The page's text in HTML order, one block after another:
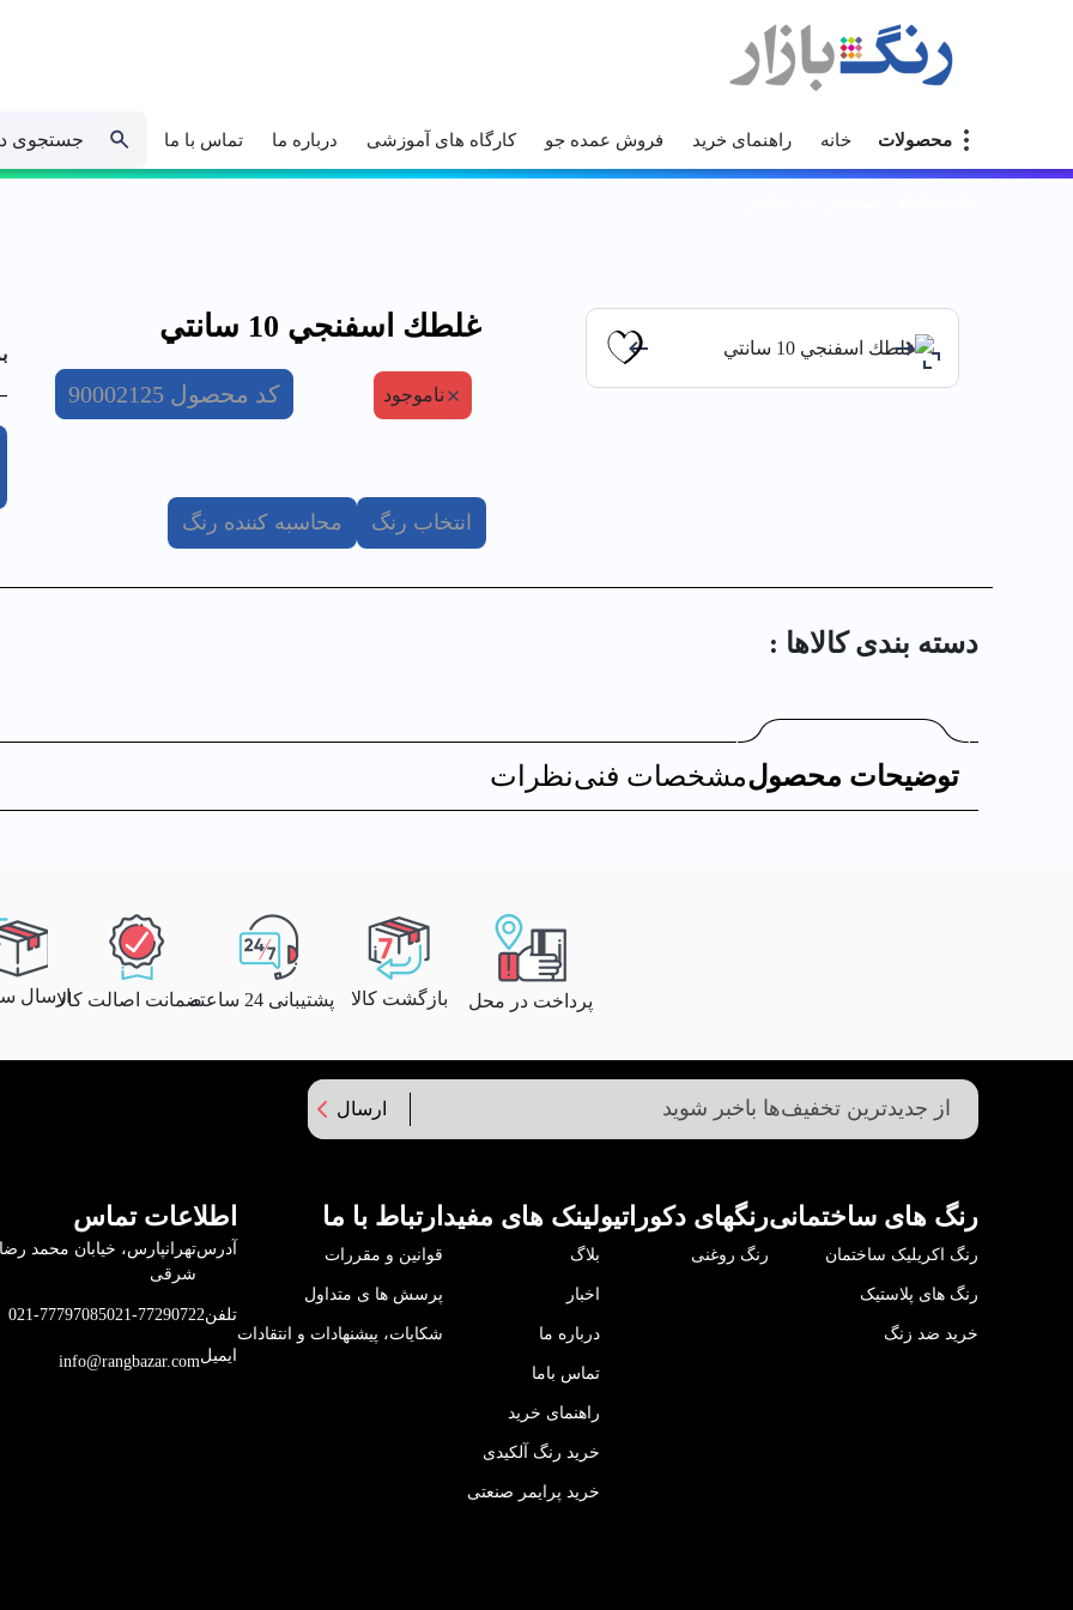
محصولات خانه راهنمای خرید فروش عمده جو کارگاه های آموزشی درباره ما تماس با ما جستجوی
غلطك اسفنجي 10 سانتي
ناموجود کد محصول 90002125
انتخاب رنگ محاسبه کننده رنگ
دسته بندی کالا‌ها :
توضیحات محصولمشخصات فنینظرات
پرداخت در محل بازگشت کالا پشتیبانی 24 ساعته ضمانت اصالت کالاارسال
ارسال
رنگ های ساختمانی
رنگ اکریلیک ساختمان
رنگ های پلاستیک
خرید ضد زنگ
رنگهای دکوراتیو
رنگ روغنی
لینک های مفید
بلاگ
اخبار
درباره ما
تماس باما
راهنمای خرید
خرید رنگ آلکیدی
خرید پرایمر صنعتی
ارتباط با ما
قوانین و مقررات
پرسش ها ی متداول
شکایات، پیشنهادات و انتقادات
اطلاعات تماس
آدرس
شرقی
تلفن021-77290722
021-77797085
ایمیلinfo@rangbazar.com